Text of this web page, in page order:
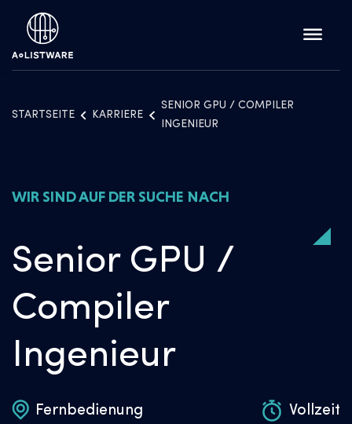
STARTSEITE KARRIERE
SENIOR GPU / COMPILER
INGENIEUR
WIR SIND AUF DER SUCHE NACH
Senior GPU /
Compiler
Ingenieur
Fernbedienung Vollzeit